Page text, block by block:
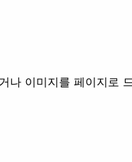
나 이미지를 페이지로